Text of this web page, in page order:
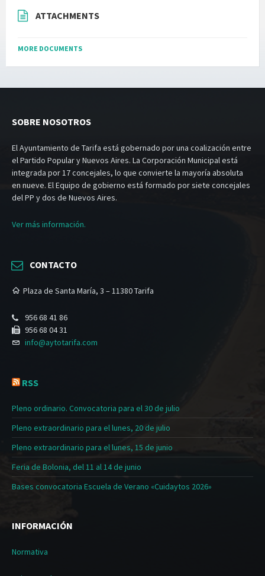
ATTACHMENTS
MORE DOCUMENTS
SOBRE NOSOTROS
El Ayuntamiento de Tarifa está gobernado por una coalización entre
el Partido Popular y Nuevos Aires. La Corporación Municipal está
integrada por 17 concejales, lo que convierte la mayoría absoluta
en nueve. El Equipo de gobierno está formado por siete concejales
del PP y dos de Nuevos Aires.
Ver más información.
CONTACTO
Plaza de Santa María, 3 – 11380 Tarifa
956 68 41 86
956 68 04 31
info@aytotarifa.com
RSS
Pleno ordinario. Convocatoria para el 30 de julio
Pleno extraordinario para el lunes, 20 de julio
Pleno extraordinario para el lunes, 15 de junio
Feria de Bolonia, del 11 al 14 de junio
Bases convocatoria Escuela de Verano «Cuidaytos 2026»
INFORMACIÓN
Normativa